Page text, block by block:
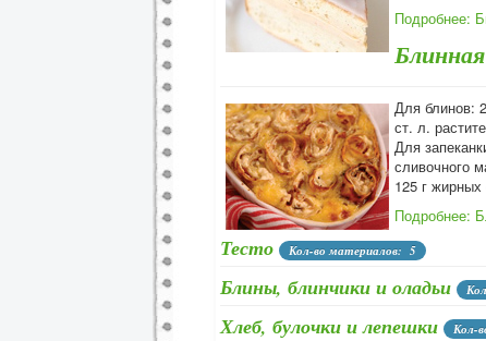
Подробнее:
Для блинов:
ст. л.
Для
сливочного
125 г
Подробнее:
Тесто Кол-во материалов: 5
Блины, блинчики и оладьи
Хлеб, булочки и лепешки Кол-